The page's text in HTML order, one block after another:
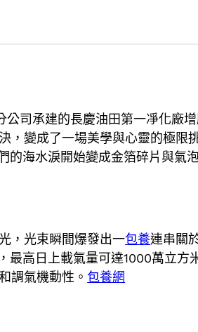
公司承建的長慶油田第一凈化廠
，變成了一場美學與心靈的極限
的海水淚開始變成金箔碎片與氣
，光束瞬間爆發出一包養連串關
最高日上載氣量可達1000萬立方
調氣機動性。包養網